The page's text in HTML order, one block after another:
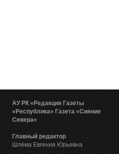
АУ РК «Редакция Газеты
«Республика» Газета «Сияние
Севера»
Главный редактор
Шлёма Евгения Юрьевна